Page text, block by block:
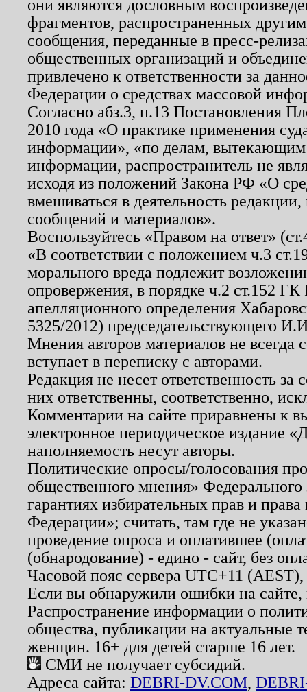
они являются дословным
фрагментов, распространенных
сообщения, переданные в пресс-
общественных организаций и
привлечено к ответственности за
Федерации о средствах массовой
Согласно абз.3, п.13 Постановления
2010 года «О практике применения
информации», «по делам, вытекающим
информации, распространитель не
исходя из положений Закона РФ «О
вмешиваться в деятельность
сообщений и материалов».
Воспользуйтесь «Правом на ответ»
«В соответствии с положением ч.3
морального вреда подлежит
опровержения, в порядке ч.2 ст.152
апелляционного определения
5325/2012) председательствующего
Мнения авторов материалов не
вступает в переписку с авторами.
Редакция не несет ответственность
них ответственны, соответственно,
Комментарии на сайте приравнены к
электронное периодическое издание
наполняемость несут авторы.
Политические опросы/голосования
общественного мнения»
гарантиях избирательных прав и
Федерации»; считать, там где не
проведение опроса и оплатившее
(обнародование) - едино - сайт, без
Часовой пояс сервера UTC+11
Если вы обнаружили ошибки на
Распространение информации о
общества, публикации на актуальные
женщин. 16+ для детей старше 16 лет.
СМИ не получает субсидий.
Адреса сайта: DEBRI-DV.COM,